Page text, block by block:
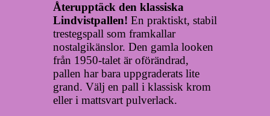
Återupptäck den klassiska
Lindvistpallen! En praktiskt, stabil
trestegspall som framkallar
nostalgikänslor. Den gamla looken
från 1950-talet är oförändrad,
pallen har bara uppgraderats lite
grand. Välj en pall i klassisk krom
eller i mattsvart pulverlack.